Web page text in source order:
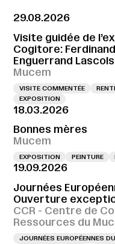
29.08.2026
Visite guidée de
Cogitore:
Enguerrand
Mucem
VISITE COMMENTÉE
EXPOSITION
18.03.2026
Bonnes mères
Mucem
EXPOSITION PEINTURE
19.09.2026
Journées
Ouverture
CCR - Centre de
Ressources du
JOURNÉES EUROPÉENNES